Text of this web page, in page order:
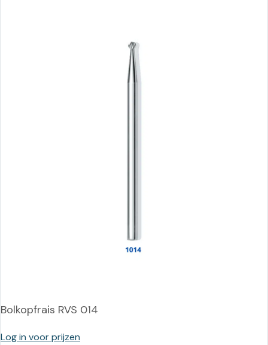
Bolkopfrais RVS 014
Log in voor prijzen